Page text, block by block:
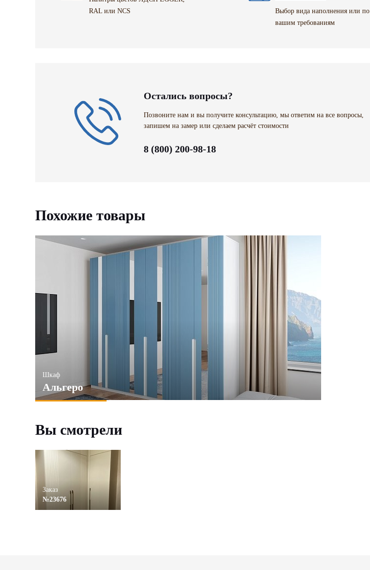
RAL или NCS
Выбор вида наполнения или по
вашим требованиям
Остались вопросы?
Позвоните нам и вы получите консультацию, мы ответим на все вопросы,
запишем на замер или сделаем расчёт стоимости
8 (800) 200-98-18
Похожие товары
Шкаф
Альгеро
Вы смотрели
Заказ
№23676